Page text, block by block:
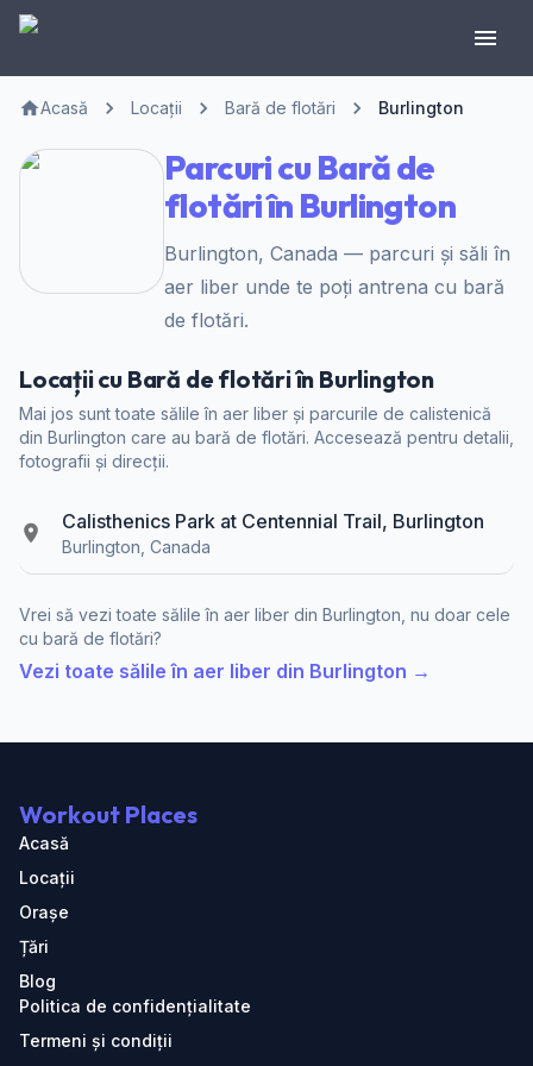
Acasă Locații Bară de flotări Burlington
Parcuri cu Bară de
flotări în Burlington
Burlington, Canada — parcuri și săli în
aer liber unde te poți antrena cu bară
de flotări.
Locații cu Bară de flotări în Burlington
Mai jos sunt toate sălile în aer liber și parcurile de calistenică
din Burlington care au bară de flotări. Accesează pentru detalii,
fotografii și direcții.
Calisthenics Park at Centennial Trail, Burlington
Burlington, Canada
Vrei să vezi toate sălile în aer liber din Burlington, nu doar cele
cu bară de flotări?
Vezi toate sălile în aer liber din Burlington →
Workout Places
Acasă
Locații
Orașe
Țări
Blog
Politica de confidențialitate
Termeni și condiții